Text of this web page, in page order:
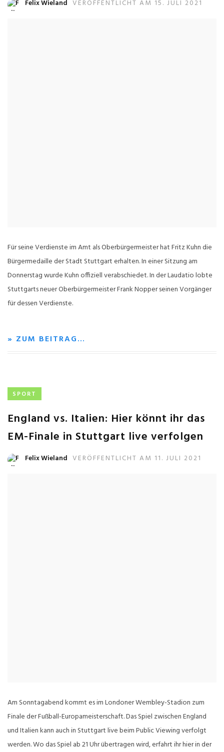
Felix Wieland VERÖFFENTLICHT AM 15. JULI 2021
Für seine Verdienste im Amt als Oberbürgermeister hat Fritz Kuhn die
Bürgermedaille der Stadt Stuttgart erhalten. In einer Sitzung am
Donnerstag wurde Kuhn offiziell verabschiedet. In der Laudatio lobte
Stuttgarts neuer Oberbürgermeister Frank Nopper seinen Vorgänger
für dessen Verdienste.
» ZUM BEITRAG…
SPORT
England vs. Italien: Hier könnt ihr das
EM-Finale in Stuttgart live verfolgen
Felix Wieland VERÖFFENTLICHT AM 11. JULI 2021
Am Sonntagabend kommt es im Londoner Wembley-Stadion zum
Finale der Fußball-Europameisterschaft. Das Spiel zwischen England
und Italien kann auch in Stuttgart live beim Public Viewing verfolgt
werden. Wo das Spiel ab 21 Uhr übertragen wird, erfahrt ihr hier in der